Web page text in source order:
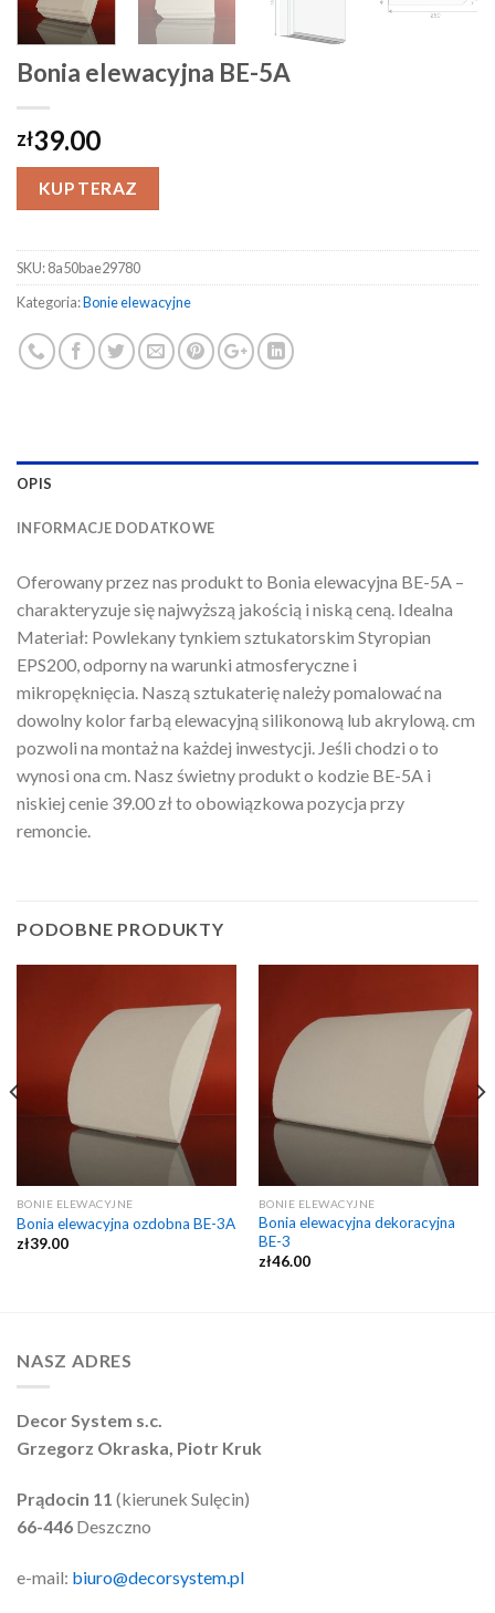
Bonia elewacyjna BE-5A
zł39.00
KUP TERAZ
SKU:8a50bae29780
Kategoria:Bonie elewacyjne
OPIS
INFORMACJE DODATKOWE
Oferowany przez nas produkt to Bonia elewacyjna BE-5A –
charakteryzuje się najwyższą jakością i niską ceną. Idealna
Materiał: Powlekany tynkiem sztukatorskim Styropian
EPS200, odporny na warunki atmosferyczne i
mikropęknięcia. Naszą sztukaterię należy pomalować na
dowolny kolor farbą elewacyjną silikonową lub akrylową. cm
pozwoli na montaż na każdej inwestycji. Jeśli chodzi o to
wynosi ona cm. Nasz świetny produkt o kodzie BE-5A i
niskiej cenie 39.00 zł to obowiązkowa pozycja przy
remoncie.
PODOBNE PRODUKTY
BONIE ELEWACYJNE
Bonia elewacyjna ozdobna BE-3A
zł39.00
BONIE ELEWACYJNE
Bonia elewacyjna dekoracyjna
BE-3
zł46.00
NASZ ADRES
Decor System s.c.
Grzegorz Okraska, Piotr Kruk
Prądocin 11 (kierunek Sulęcin)
66-446 Deszczno
e-mail: biuro@decorsystem.pl